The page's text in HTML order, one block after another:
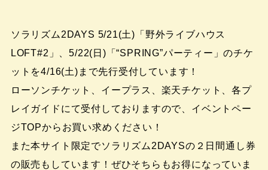
ソラリズム2DAYS 5/21(土)「野外ライブハウス
LOFT#2」、5/22(日)「“SPRING”パーティー」のチケ
ットを4/16(土)まで先行受付しています！
ローソンチケット、イープラス、楽天チケット、各プ
レイガイドにて受付しておりますので、イベントペー
ジTOPからお買い求めください！
また本サイト限定でソラリズム2DAYSの２日間通し券
の販売もしています！ぜひそちらもお得になっていま